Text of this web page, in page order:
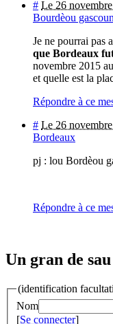
# Le 26
Bourdèou gascoun
Je ne pourrai pas
que Bordeaux
novembre 2015
et quelle est la
Répondre à ce
# Le 26
Bordeaux
pj : lou Bordèou
Répondre à ce
Un gran de
(identification
Nom
[Se connecter]